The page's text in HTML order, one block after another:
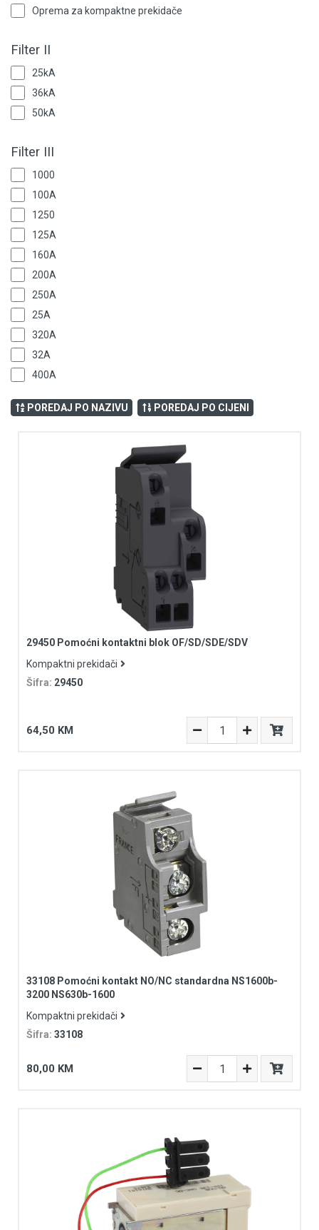
Oprema za kompaktne prekidače
Filter II
25kA
36kA
50kA
Filter III
1000
100A
1250
125A
160A
200A
250A
25A
320A
32A
400A
600A
POREDAJ PO NAZIVU POREDAJ PO CIJENI
29450 Pomoćni kontaktni blok OF/SD/SDE/SDV
Kompaktni prekidači
Šifra: 29450
64,50 KM
33108 Pomoćni kontakt NO/NC standardna NS1600b-
3200 NS630b-1600
Kompaktni prekidači
Šifra: 33108
80,00 KM